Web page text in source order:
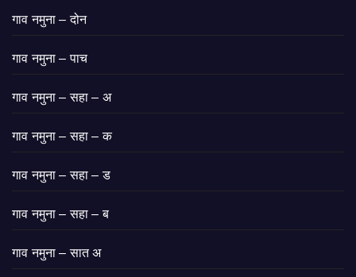
गाव नमुना – दोन
गाव नमुना – पाच
गाव नमुना – सहा – अ
गाव नमुना – सहा – क
गाव नमुना – सहा – ड
गाव नमुना – सहा – ब
गाव नमुना – सात अ